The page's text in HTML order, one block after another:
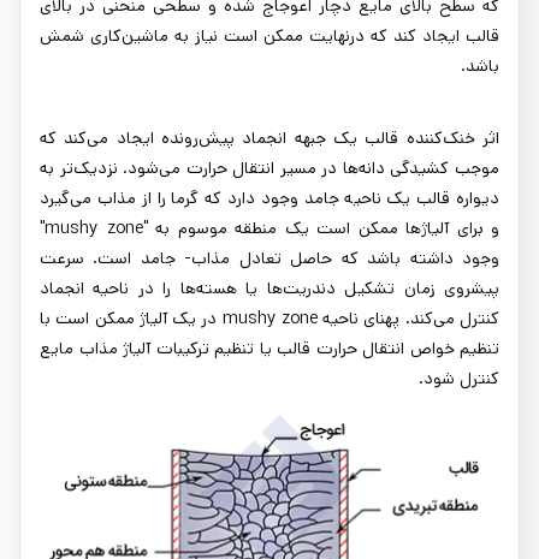
که سطح بالای مایع دچار اعوجاج شده و سطحی منحنی در بالای
قالب ایجاد کند که درنهایت ممکن است نیاز به ماشین‌کاری شمش
باشد.
اثر خنک‌کننده قالب یک جبهه انجماد پیش‌رونده ایجاد می‌کند که
موجب کشیدگی دانه‌ها در مسیر انتقال حرارت می‌شود. نزدیک‌تر به
دیواره قالب یک ناحیه جامد وجود دارد که گرما را از مذاب می‌گیرد
و برای آلیاژها ممکن است یک منطقه موسوم به "mushy zone"
وجود داشته باشد که حاصل تعادل مذاب- جامد است. سرعت
پیشروی زمان تشکیل دندریت‌ها یا هسته‌ها را در ناحیه انجماد
کنترل می‌کند. پهنای ناحیه mushy zone در یک آلیاژ ممکن است با
تنظیم خواص انتقال حرارت قالب یا تنظیم ترکیبات آلیاژ مذاب مایع
کنترل شود.